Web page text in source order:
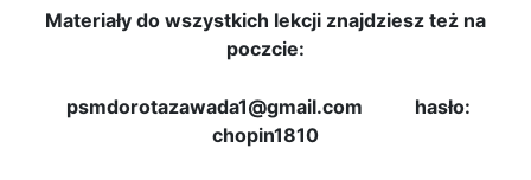
Materiały do wszystkich lekcji znajdziesz też na
poczcie:
psmdorotazawada1@gmail.com hasło:
chopin1810